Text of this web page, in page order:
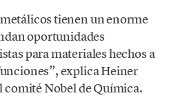
tienen un enorme
oportunidades
para materiales hechos a
explica Heiner
comité Nobel de Química.